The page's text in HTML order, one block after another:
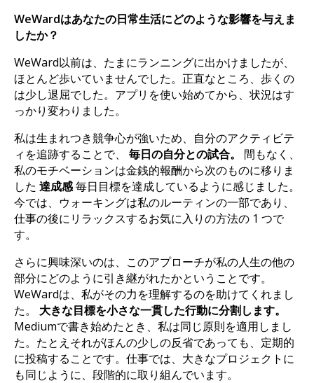
WeWardはあなたの日常生活にどのような影響を与えま
したか？
WeWard以前は、たまにランニングに出かけましたが、
ほとんど歩いていませんでした。正直なところ、歩くの
は少し退屈でした。アプリを使い始めてから、状況はす
っかり変わりました。
私は生まれつき競争心が強いため、自分のアクティビテ
ィを追跡することで、 毎日の自分との試合。 間もなく、
私のモチベーションは金銭的報酬から次のものに移りま
した 達成感毎日目標を達成しているように感じました。
今では、ウォーキングは私のルーティンの一部であり、
仕事の後にリラックスするお気に入りの方法の 1 つで
す。
さらに興味深いのは、このアプローチが私の人生の他の
部分にどのように引き継がれたかということです。
WeWardは、私がその力を理解するのを助けてくれまし
た。 大きな目標を小さな一貫した行動に分割します。
Mediumで書き始めたとき、私は同じ原則を適用しまし
た。たとえそれがほんの少しの反省であっても、定期的
に投稿することです。仕事では、大きなプロジェクトに
も同じように、段階的に取り組んでいます。